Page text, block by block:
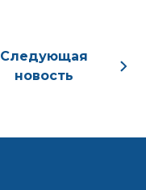
Следующая
новость